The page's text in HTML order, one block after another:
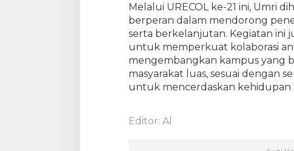
Melalui URECOL ke-21 ini, Umri
berperan dalam mendorong
serta berkelanjutan. Kegiatan ini
untuk memperkuat kolaborasi
mengembangkan kampus yang
masyarakat luas, sesuai dengan
untuk mencerdaskan kehidupan
Editor: Al